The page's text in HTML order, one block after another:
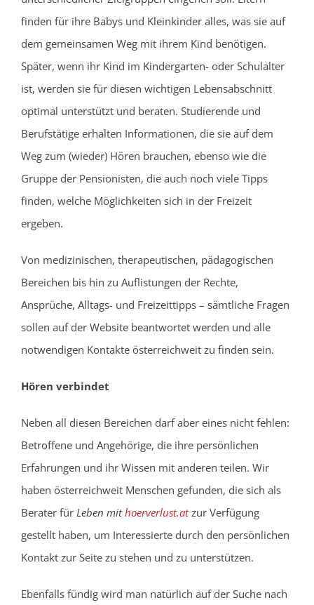
finden für ihre Babys und Kleinkinder alles, was sie auf
dem gemeinsamen Weg mit ihrem Kind benötigen.
Später, wenn ihr Kind im Kindergarten- oder Schulalter
ist, werden sie für diesen wichtigen Lebensabschnitt
optimal unterstützt und beraten. Studierende und
Berufstätige erhalten Informationen, die sie auf dem
Weg zum (wieder) Hören brauchen, ebenso wie die
Gruppe der Pensionisten, die auch noch viele Tipps
finden, welche Möglichkeiten sich in der Freizeit
ergeben.
Von medizinischen, therapeutischen, pädagogischen
Bereichen bis hin zu Auflistungen der Rechte,
Ansprüche, Alltags- und Freizeittipps – sämtliche Fragen
sollen auf der Website beantwortet werden und alle
notwendigen Kontakte österreichweit zu finden sein.
Hören verbindet
Neben all diesen Bereichen darf aber eines nicht fehlen:
Betroffene und Angehörige, die ihre persönlichen
Erfahrungen und ihr Wissen mit anderen teilen. Wir
haben österreichweit Menschen gefunden, die sich als
Berater für Leben mithoerverlust.atzur Verfügung
gestellt haben, um Interessierte durch den persönlichen
Kontakt zur Seite zu stehen und zu unterstützen.
Ebenfalls fündig wird man natürlich auf der Suche nach